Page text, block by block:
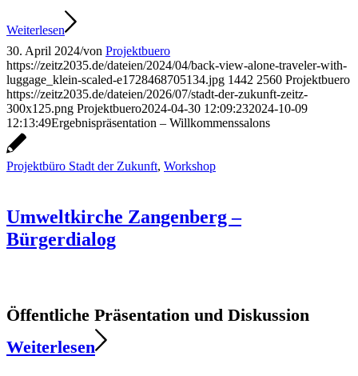
Weiterlesen
30. April 2024/von Projektbuero
https://zeitz2035.de/dateien/2024/04/back-view-alone-traveler-with-
luggage_klein-scaled-e1728468705134.jpg 1442 2560 Projektbuero
https://zeitz2035.de/dateien/2026/07/stadt-der-zukunft-zeitz-
300x125.png Projektbuero2024-04-30 12:09:232024-10-09
12:13:49Ergebnispräsentation – Willkommenssalons
Projektbüro Stadt der Zukunft, Workshop
Umweltkirche Zangenberg –
Bürgerdialog
Öffentliche Präsentation und Diskussion
Weiterlesen